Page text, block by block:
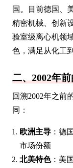
国。目前德国、
精密机械、创新
验室级离心机领
色，满足从化工
二、2002年
回溯2002年之前
同：
欧洲主导 ：德
市场份额
北美特色：美